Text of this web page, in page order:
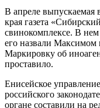
В апреле выпускаемая
края газета
свинокомплексе. В
его назвали Максимом
Маркировку об
проставило.
Енисейское
российского
органе составили на